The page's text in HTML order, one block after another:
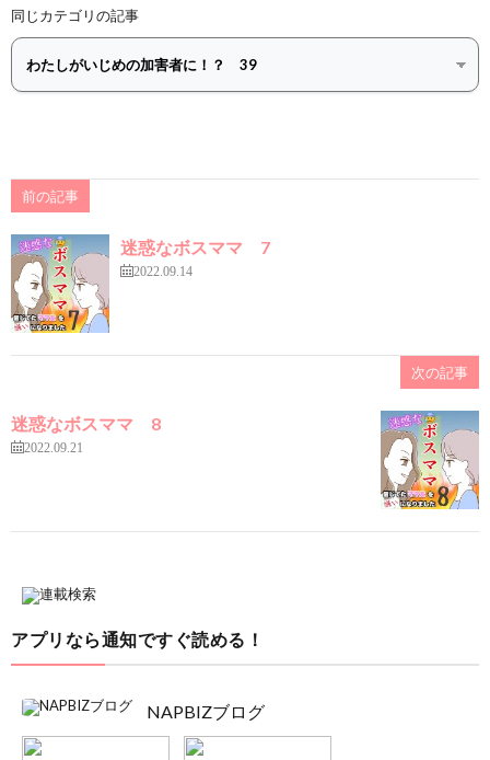
同じカテゴリの記事
前の記事
迷惑なボスママ 7
2022.09.14
次の記事
迷惑なボスママ 8
2022.09.21
アプリなら通知ですぐ読める！
NAPBIZブログ